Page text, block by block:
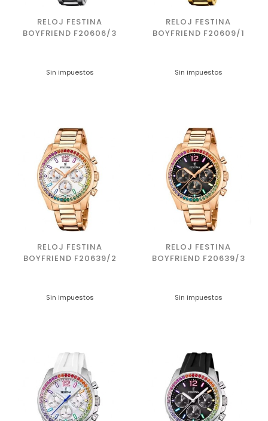
RELOJ FESTINA
BOYFRIEND F20606/3
Sin impuestos
RELOJ FESTINA
BOYFRIEND F20609/1
Sin impuestos
RELOJ FESTINA
BOYFRIEND F20639/2
Sin impuestos
RELOJ FESTINA
BOYFRIEND F20639/3
Sin impuestos